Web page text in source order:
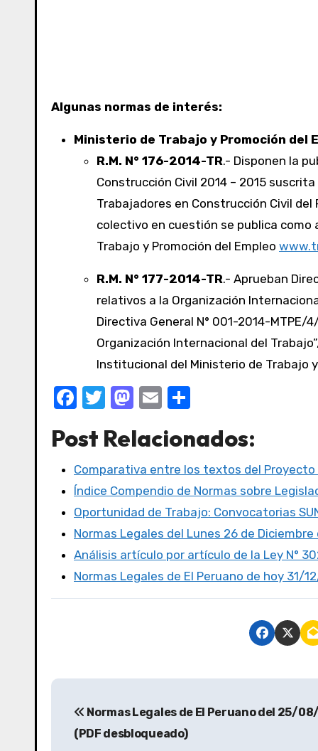
Algunas normas de interés:
Ministerio de Trabajo y Promoción del
R.M. N° 176-2014-TR.- Disponen la
Construcción Civil 2014 – 2015
Trabajadores en Construcción Civil del
colectivo en cuestión se publica
Trabajo y Promoción del Empleo
R.M. N° 177-2014-TR.- Aprueban
relativos a la Organización
Directiva General N° 001-2014-
Organización Internacional del
Institucional del Ministerio de Trabajo
F
c
e
b
o
o
k
T
it
te
r
M
st
o
d
o
n
E
ail m
p
ar
tir
Post Relacionados:
Comparativa entre los textos del Proyecto
Índice Compendio de Normas sobre
Oportunidad de Trabajo: Convocatorias
Normas Legales del Lunes 26 de Diciembre
Análisis artículo por artículo de la Ley N°
Normas Legales de El Peruano de hoy 31/
Normas Legales de El Peruano del 25/
(PDF desbloqueado)